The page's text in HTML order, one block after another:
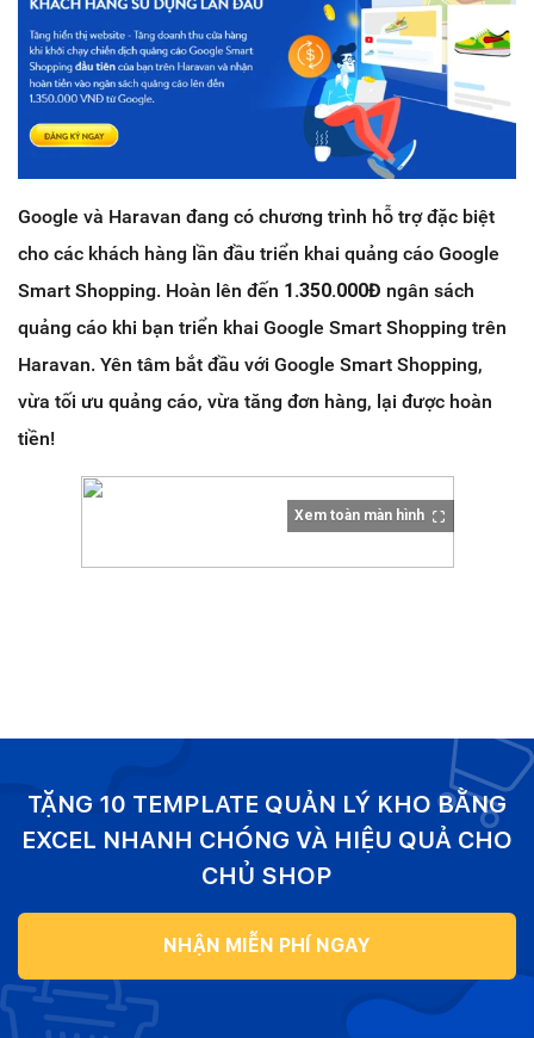
Google và Haravan đang có chương trình hỗ trợ đặc biệt
cho các khách hàng lần đầu triển khai quảng cáo Google
Smart Shopping. Hoàn lên đến 1.350.000Đ ngân sách
quảng cáo khi bạn triển khai Google Smart Shopping trên
Haravan. Yên tâm bắt đầu với Google Smart Shopping,
vừa tối ưu quảng cáo, vừa tăng đơn hàng, lại được hoàn
tiền!
Xem toàn màn hình
TẶNG 10 TEMPLATE QUẢN LÝ KHO BẰNG
EXCEL NHANH CHÓNG VÀ HIỆU QUẢ CHO
CHỦ SHOP
NHẬN MIỄN PHÍ NGAY